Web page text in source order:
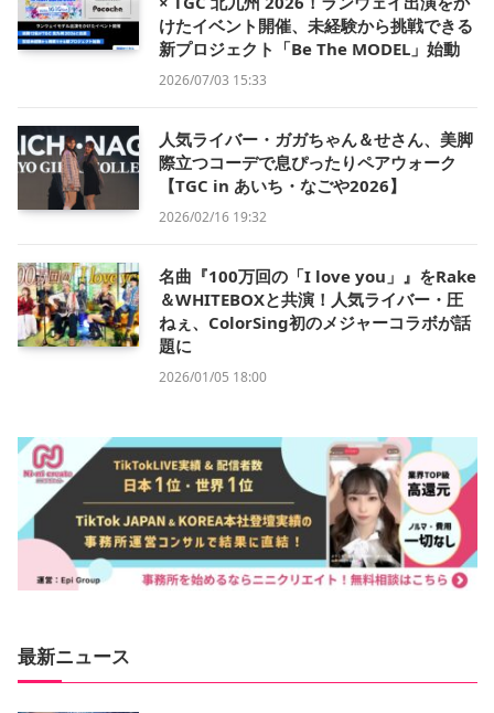
けたイベント開催、未経験から挑戦できる
新プロジェクト「Be The MODEL」始動
2026/07/03 15:33
人気ライバー・ガガちゃん＆せさん、美脚
際立つコーデで息ぴったりペアウォーク
【TGC in あいち・なごや2026】
2026/02/16 19:32
名曲『100万回の「I love you」』をRake
＆WHITEBOXと共演！人気ライバー・圧
ねぇ、ColorSing初のメジャーコラボが話
題に
2026/01/05 18:00
最新ニュース